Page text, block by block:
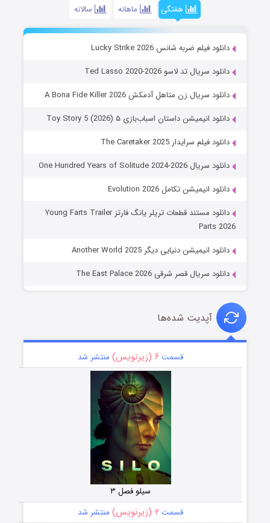
هفتگی ماهانه سالانه
دانلود فیلم ضربه شانس Lucky Strike 2026
دانلود سریال تد لاسو Ted Lasso 2020-2026
دانلود سریال زن متاهل آدمکش A Bona Fide Killer 2026
دانلود انیمیشن داستان اسباب‌بازی ۵ Toy Story 5 (2026)
دانلود فیلم سرایدار The Caretaker 2025
دانلود سریال One Hundred Years of Solitude 2024-2026
دانلود انیمیشن تکامل Evolution 2026
دانلود مستند قطعات تریلر یانگ فارتز Young Farts Trailer
Parts 2026
دانلود انیمیشن دنیایی دیگر Another World 2025
دانلود سریال قصر شرقی The East Palace 2026
آپدیت شده‌ها
قسمت ۶ (زیرنویس) منتشر شد
سیلو فصل ۳
قسمت ۲ (زیرنویس) منتشر شد